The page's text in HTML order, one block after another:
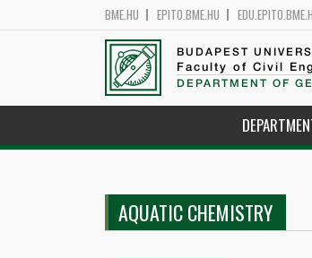
BME.HU EPITO.BME.HU
BUDAPEST
Faculty of Civil
DEPARTMENT OF
AQUATIC CHEMISTRY